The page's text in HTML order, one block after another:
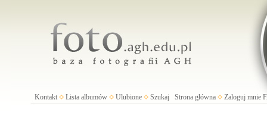
Kontakt Lista albumów Ulubione Szukaj Strona główna Zaloguj mnie